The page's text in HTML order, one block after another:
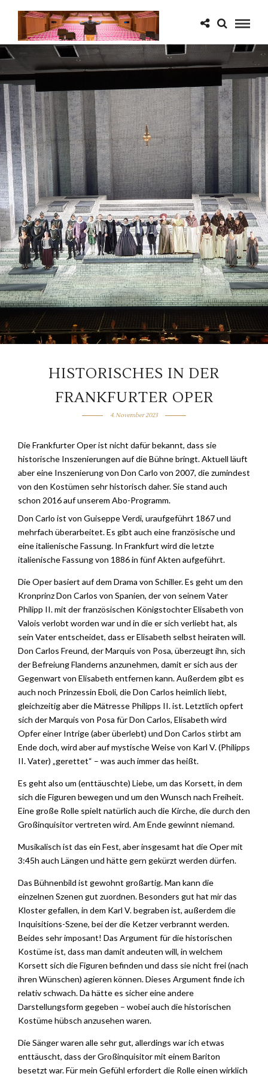
HISTORISCHES IN DER
FRANKFURTER OPER
4. November 2023
Die Frankfurter Oper ist nicht dafür bekannt, dass sie
historische Inszenierungen auf die Bühne bringt. Aktuell läuft
aber eine Inszenierung von Don Carlo von 2007, die zumindest
von den Kostümen sehr historisch daher. Sie stand auch
schon 2016 auf unserem Abo-Programm.
Don Carlo ist von Guiseppe Verdi, uraufgeführt 1867 und
mehrfach überarbeitet. Es gibt auch eine französische und
eine italienische Fassung. In Frankfurt wird die letzte
italienische Fassung von 1886 in fünf Akten aufgeführt.
Die Oper basiert auf dem Drama von Schiller. Es geht um den
Kronprinz Don Carlos von Spanien, der von seinem Vater
Philipp II. mit der französischen Königstochter Elisabeth von
Valois verlobt worden war und in die er sich verliebt hat, als
sein Vater entscheidet, dass er Elisabeth selbst heiraten will.
Don Carlos Freund, der Marquis von Posa, überzeugt ihn, sich
der Befreiung Flanderns anzunehmen, damit er sich aus der
Gegenwart von Elisabeth entfernen kann. Außerdem gibt es
auch noch Prinzessin Eboli, die Don Carlos heimlich liebt,
gleichzeitig aber die Mätresse Philipps II. ist. Letztlich opfert
sich der Marquis von Posa für Don Carlos, Elisabeth wird
Opfer einer Intrige (aber überlebt) und Don Carlos stirbt am
Ende doch, wird aber auf mystische Weise von Karl V. (Philipps
II. Vater) „gerettet“ – was auch immer das heißt.
Es geht also um (enttäuschte) Liebe, um das Korsett, in dem
sich die Figuren bewegen und um den Wunsch nach Freiheit.
Eine große Rolle spielt natürlich auch die Kirche, die durch den
Großinquisitor vertreten wird. Am Ende gewinnt niemand.
Musikalisch ist das ein Fest, aber insgesamt hat die Oper mit
3:45h auch Längen und hätte gern gekürzt werden dürfen.
Das Bühnenbild ist gewohnt großartig. Man kann die
einzelnen Szenen gut zuordnen. Besonders gut hat mir das
Kloster gefallen, in dem Karl V. begraben ist, außerdem die
Inquisitions-Szene, bei der die Ketzer verbrannt werden.
Beides sehr imposant! Das Argument für die historischen
Kostüme ist, dass man damit andeuten will, in welchem
Korsett sich die Figuren befinden und dass sie nicht frei (nach
ihren Wünschen) agieren können. Dieses Argument finde ich
relativ schwach. Da hätte es sicher eine andere
Darstellungsform gegeben – wobei auch die historischen
Kostüme hübsch anzusehen waren.
Die Sänger waren alle sehr gut, allerdings war ich etwas
enttäuscht, dass der Großinquisitor mit einem Bariton
besetzt war. Für mein Gefühl erfordert die Rolle einen wirklich